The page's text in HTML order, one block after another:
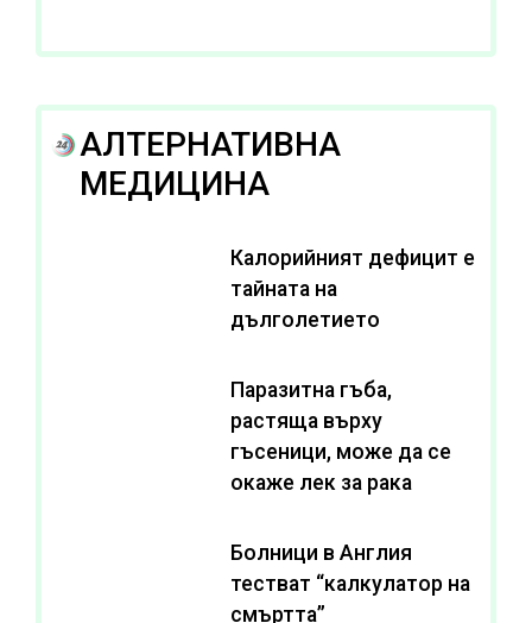
АЛТЕРНАТИВНА
МЕДИЦИНА
Калорийният дефицит е
тайната на
дълголетието
Паразитна гъба,
растяща върху
гъсеници, може да се
окаже лек за рака
Болници в Англия
тестват “калкулатор на
смъртта”